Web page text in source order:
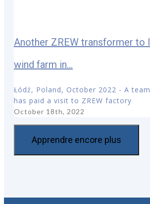
Another ZREW transformer to
wind farm in...
Łódź, Poland, October 2022 - A
has paid a visit to ZREW factory
October 18th, 2022
Apprendre encore plus